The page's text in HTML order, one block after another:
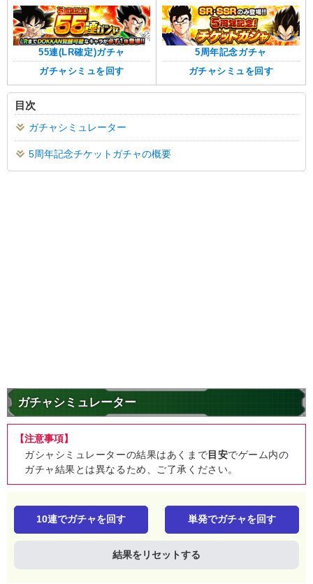
55連(LR確定)ガチャ
ガチャシミュを回す
5周年記念ガチャ
ガチャシミュを回す
目次
ガチャシミュレーター
5周年記念チケットガチャの概要
ガチャシミュレーター
【注意事項】
ガシャシミュレーターの結果はあくまで目安でゲーム内の
ガチャ結果とは異なるため、ご了承ください。
10連でガチャを回す 単発でガチャを回す
結果をリセットする